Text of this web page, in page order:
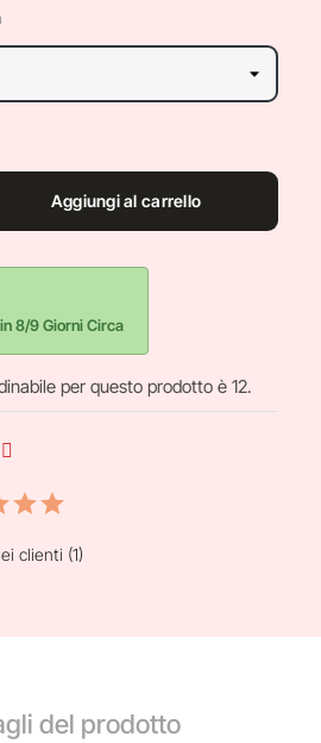
Aggiungi al carrello
8/9 Giorni Circa
per questo prodotto è 12.
clienti (1)
del prodotto